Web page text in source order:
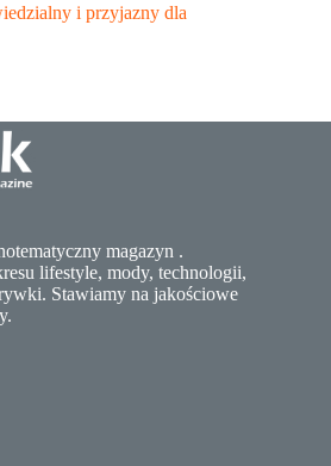
i przyjazny dla
magazyn .
lifestyle, mody, technologii,
Stawiamy na jakościowe